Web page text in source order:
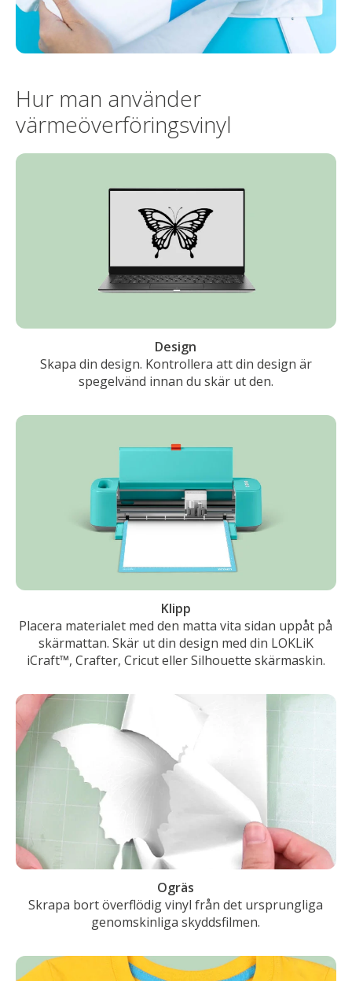
Hur man använder
värmeöverföringsvinyl
Design
Skapa din design. Kontrollera att din design är
spegelvänd innan du skär ut den.
Klipp
Placera materialet med den matta vita sidan uppåt på
skärmattan. Skär ut din design med din LOKLiK
iCraft™, Crafter, Cricut eller Silhouette skärmaskin.
Ogräs
Skrapa bort överflödig vinyl från det ursprungliga
genomskinliga skyddsfilmen.